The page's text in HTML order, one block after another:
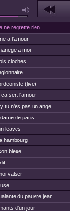
ne regrette rien
a l'amour
a moi
cloches
(live)
ca sert l'amour
tu n'es pas un ange
de paris
leaves
hambourg
bleue
valser
du pauvre jean
d'un jour